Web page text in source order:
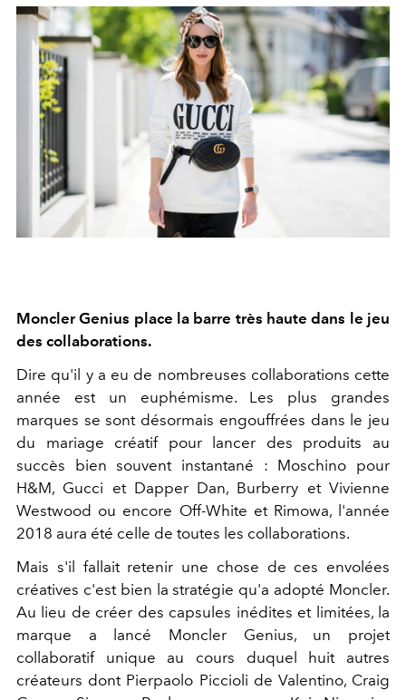
Moncler Genius place la barre très haute dans le jeu
des collaborations.
Dire qu'il y a eu de nombreuses collaborations cette
année est un euphémisme. Les plus grandes
marques se sont désormais engouffrées dans le jeu
du mariage créatif pour lancer des produits au
succès bien souvent instantané : Moschino pour
H&M, Gucci et Dapper Dan, Burberry et Vivienne
Westwood ou encore Off-White et Rimowa, l'année
2018 aura été celle de toutes les collaborations.
Mais s'il fallait retenir une chose de ces envolées
créatives c'est bien la stratégie qu'a adopté Moncler.
Au lieu de créer des capsules inédites et limitées, la
marque a lancé Moncler Genius, un projet
collaboratif unique au cours duquel huit autres
créateurs dont Pierpaolo Piccioli de Valentino, Craig